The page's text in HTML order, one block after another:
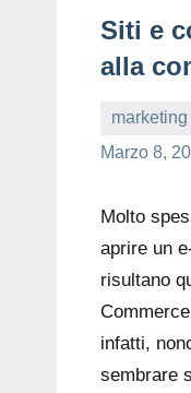
Siti e
alla
marketing
Marzo 8,
editor
Molto
aprire un
risultano
infatti,
sembrare